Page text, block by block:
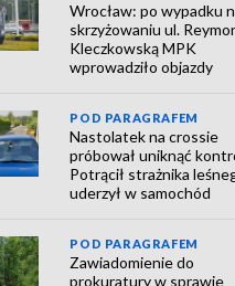
Wrocław: po wypadku
skrzyżowaniu ul.
Kleczkowską MPK
wprowadziło objazdy
POD PARAGRAFEM
Nastolatek na crossie
próbował uniknąć
Potrącił strażnika
uderzył w samochód
POD PARAGRAFEM
Zawiadomienie do
prokuratury w sprawie